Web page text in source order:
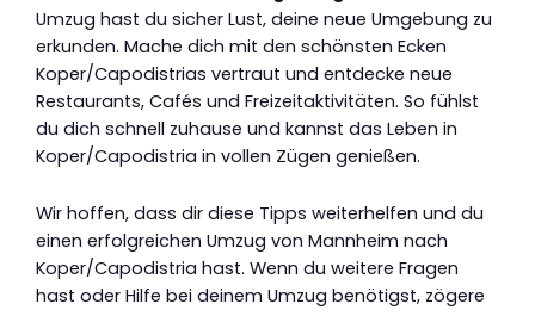
Umzug hast du sicher Lust, deine neue Umgebung zu
erkunden. Mache dich mit den schönsten Ecken
Koper/Capodistrias vertraut und entdecke neue
Restaurants, Cafés und Freizeitaktivitäten. So fühlst
du dich schnell zuhause und kannst das Leben in
Koper/Capodistria in vollen Zügen genießen.
Wir hoffen, dass dir diese Tipps weiterhelfen und du
einen erfolgreichen Umzug von Mannheim nach
Koper/Capodistria hast. Wenn du weitere Fragen
hast oder Hilfe bei deinem Umzug benötigst, zögere